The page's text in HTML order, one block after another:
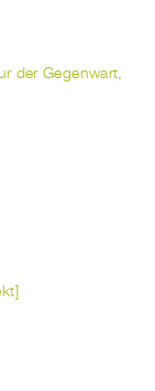
der Gegenwart,